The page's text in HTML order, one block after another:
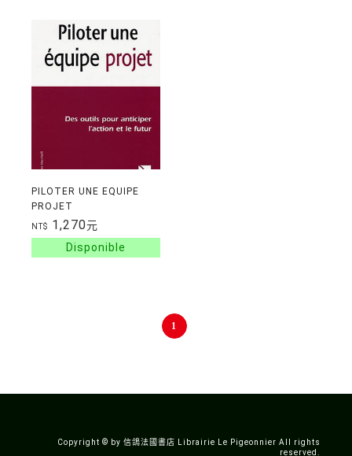
PILOTER UNE EQUIPE
PROJET
NT$ 1,270元
1
Copyright © by 信鴿法國書店 Librairie Le Pigeonnier All rights
reserved.